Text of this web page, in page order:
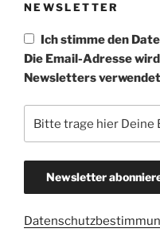
NEWSLETTER
Ich stimme den
Die Email-Adresse
Newsletters